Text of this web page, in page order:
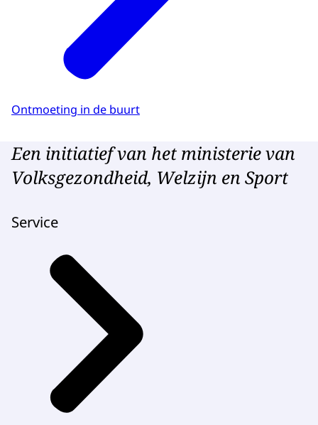
Ontmoeting in de buurt
Een initiatief van het ministerie van
Volksgezondheid, Welzijn en Sport
Service